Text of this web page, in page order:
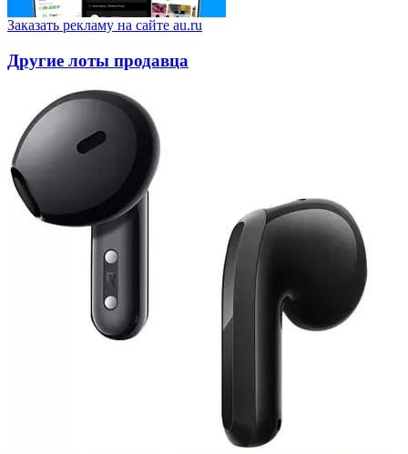
Заказать рекламу на сайте au.ru
Другие лоты продавца